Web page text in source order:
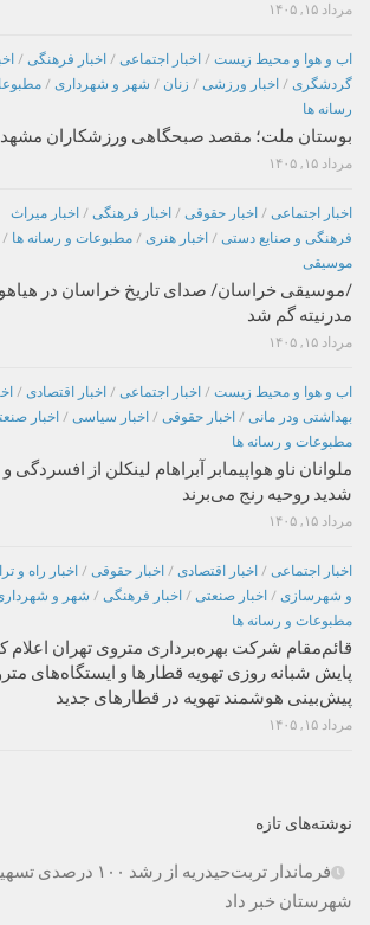
مرداد ۱۵, ۱۴۰۵
اب و هوا و محیط زیست / اخبار اجتماعی / اخبار فرهنگی /
گردشگری / اخبار ورزشی / زنان / شهر و شهرداری /
رسانه ها
بوستان ملت؛ مقصد صبحگاهی ورزشکاران مشهد
مرداد ۱۵, ۱۴۰۵
اخبار اجتماعی / اخبار حقوقی / اخبار فرهنگی / اخبار میراث
فرهنگی و صنایع دستی / اخبار هنری / مطبوعات و رسانه ها /
موسیقی
/موسیقی خراسان/ صدای تاریخ خراسان در
مدرنیته گم شد
مرداد ۱۵, ۱۴۰۵
اب و هوا و محیط زیست / اخبار اجتماعی / اخبار اقتصادی /
بهداشتی ودر مانی / اخبار حقوقی / اخبار سیاسی / اخبار
مطبوعات و رسانه ها
ملوانان ناو هواپیمابر آبراهام لینکلن از افسردگی
شدید روحیه رنج می‌برند
مرداد ۱۵, ۱۴۰۵
اخبار اجتماعی / اخبار اقتصادی / اخبار حقوقی / اخبار راه و
و شهرسازی / اخبار صنعتی / اخبار فرهنگی / شهر و
مطبوعات و رسانه ها
قائم‌مقام شرکت بهره‌برداری متروی تهران اعلام
پایش شبانه روزی تهویه قطارها و ایستگاه‌های
پیش‌بینی هوشمند تهویه در قطارهای جدید
مرداد ۱۵, ۱۴۰۵
نوشته‌های تازه
فرماندار تربت‌حیدریه
شهرستان خبر داد